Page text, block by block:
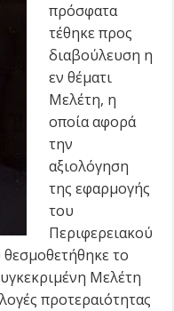
πρόσφατα
τέθηκε προς
διαβούλευση η
εν θέματι
Μελέτη, η
οποία αφορά
την
αξιολόγηση
της εφαρμογής
του
Περιφερειακού
το
Μελέτη
προτεραιότητας